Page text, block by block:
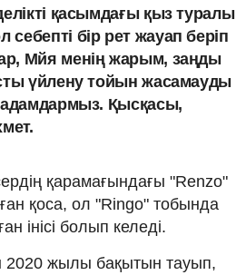
қасымдағы қыз туралы
бір рет жауап беріп
Мйя менің жарым, заңды
үйлену тойын жасамауды
адамдармыз. Қысқасы,
қарамағындағы "Renzo"
қоса, ол "Ringo" тобында
інісі болып келеді.
2020 жылы бақытын тауып,